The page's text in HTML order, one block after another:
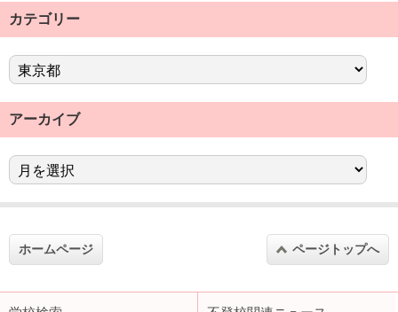
カテゴリー
アーカイブ
ホームページ ページトップへ